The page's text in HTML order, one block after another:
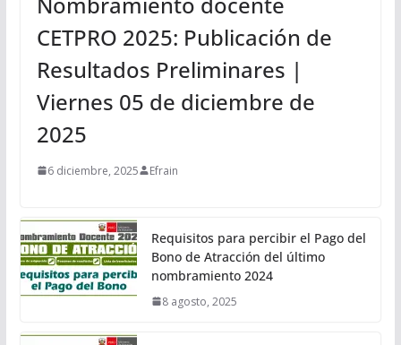
CETPRO 2025: Publicación de
Resultados Preliminares |
Viernes 05 de diciembre de
2025
6 diciembre, 2025 Efrain
Requisitos para percibir el Pago del
Bono de Atracción del último
nombramiento 2024
8 agosto, 2025